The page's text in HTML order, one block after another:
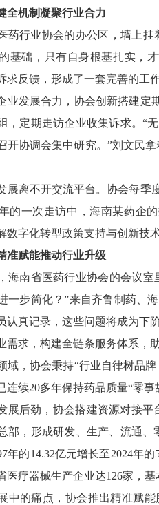
全机制凝聚行业合力
药行业协会的办公区，墙上
基础，只有自身根基扎实，
求反馈，形成了一套完善的工
业发展合力，协会创新搭建定
，定期走访企业收集诉求。“
开协调会集中研究。”刘文民
展离不开交流平台。协会每季
的一次走访中，海南某药企
数字化转型政策支持与创新技术
准赋能推动行业升级
海南省医药行业协会的会议
一步简化？”来自齐鲁制药、
认真记录，这些问题将成为下
需求，构建全链条服务体系，
域，协会秉持“行业自律树品
连续20多年保持药品质量“零
展后劲，协会搭建资源对接平
部，形成研发、生产、流通
年的14.32亿元增长至2024年
医疗器械生产企业达126家，
中的痛点，协会推出精准赋